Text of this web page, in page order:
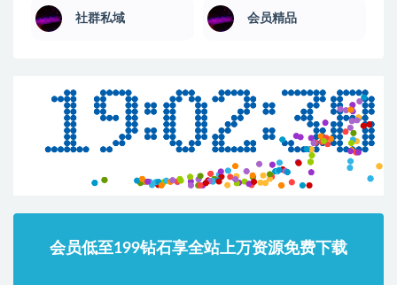
社群私域 会员精品
会员低至199钻石享全站上万资源免费下载